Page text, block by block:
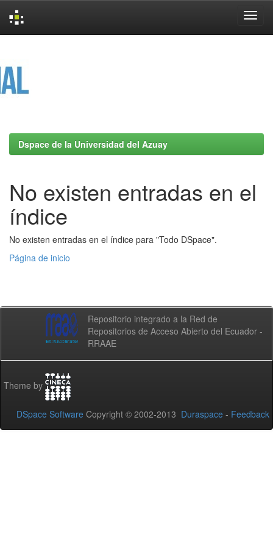
Dspace de la Universidad del Azuay
No existen entradas en el
índice
No existen entradas en el índice para "Todo DSpace".
Página de inicio
Repositorio integrado a la Red de
Repositorios de Acceso Abierto del Ecuador -
RRAAE
Theme by
DSpace Software Copyright © 2002-2013 Duraspace - Feedback